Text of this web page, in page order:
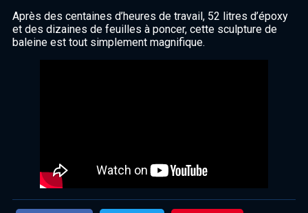
Après des centaines d’heures de travail, 52 litres d’époxy
et des dizaines de feuilles à poncer, cette sculpture de
baleine est tout simplement magnifique.